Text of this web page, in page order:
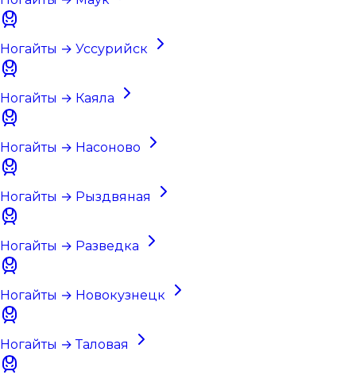
Ногайты → Уссурийск
Ногайты → Каяла
Ногайты → Насоново
Ногайты → Рыздвяная
Ногайты → Разведка
Ногайты → Новокузнецк
Ногайты → Таловая